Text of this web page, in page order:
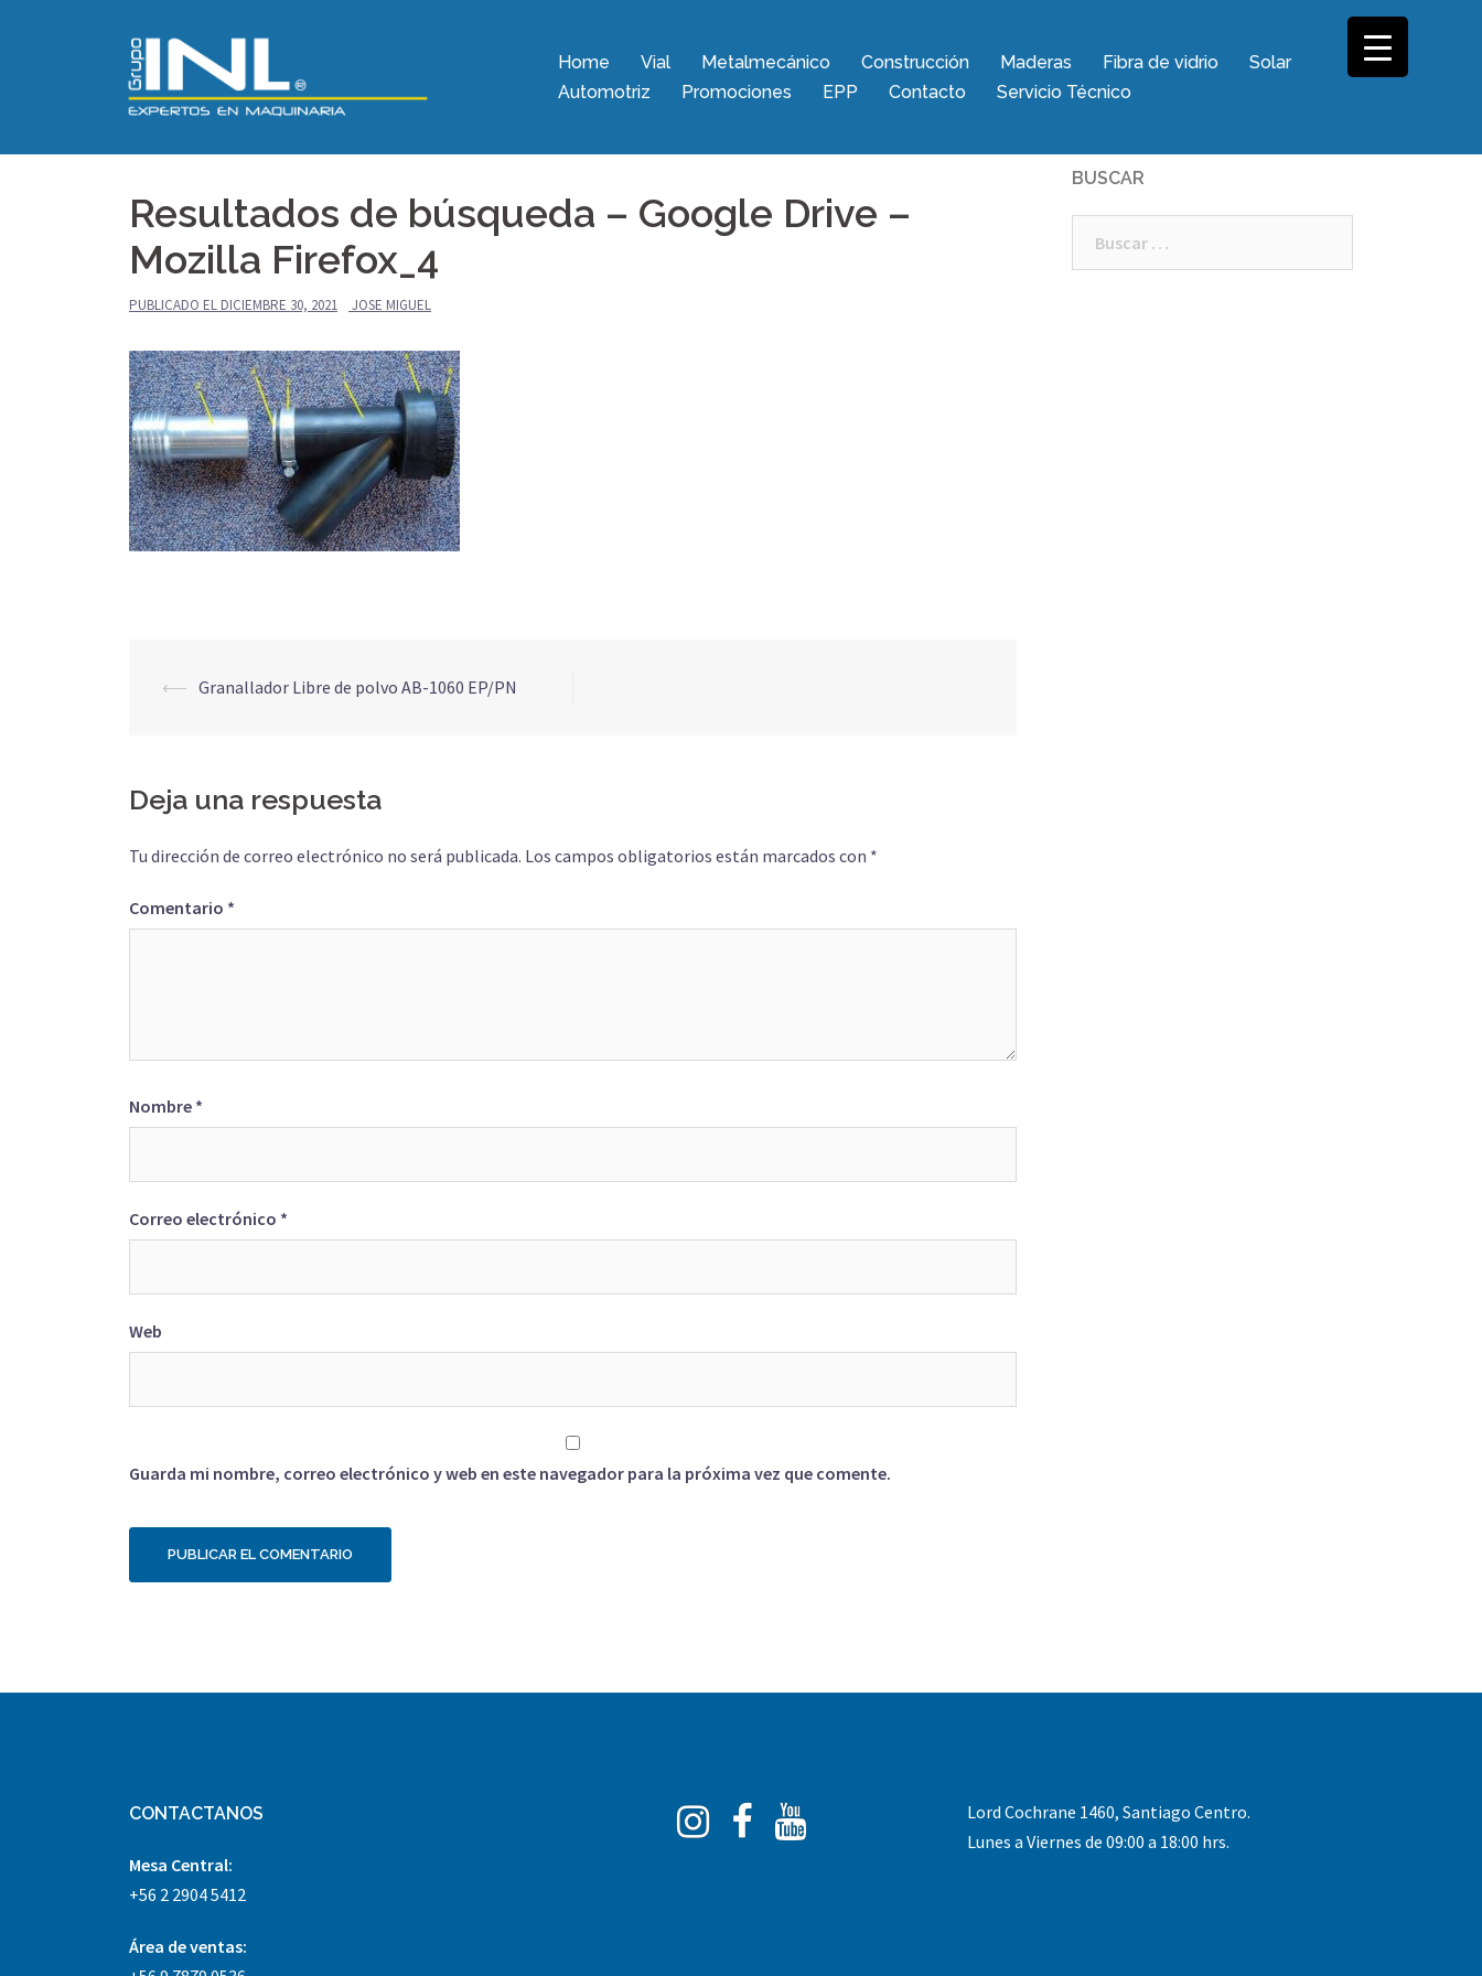
Home Vial Metalmecánico Construcción Maderas Fibra de vidrio
Solar
Automotriz
Promociones EPP Contacto Servicio Técnico
Resultados de búsqueda – Google Drive –
Mozilla Firefox_4
PUBLICADO EL DICIEMBRE 30, 2021 JOSE MIGUEL
Navegación
⟵ Granallador Libre de polvo AB-1060 EP/PN
Deja una respuesta
Tu dirección de correo electrónico no será publicada. Los campos obligatorios están marcados con *
Comentario *
Nombre *
Correo electrónico *
Web
Guarda mi nombre, correo electrónico y web en este navegador para la próxima vez que comente.
BUSCAR
CONTACTANOS
Mesa Central:
+56 2 2904 5412
Área de ventas:
Instagram
Facebook
Tube
Lord Cochrane 1460, Santiago Centro.
Lunes a Viernes de 09:00 a 18:00 hrs.